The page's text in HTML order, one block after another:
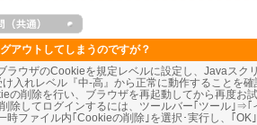
アウトしてしまうのですが？
ラウザのCookieを規定レベルに設定し、Javaスク
入れレベル『中-高』から正常に動作することを
の削除を行い、ブラウザを再起動してから再度お
除してログインするには、ツールバー｢ツール｣⇒
時ファイル内｢Cookieの削除｣を選択･実行し、｢